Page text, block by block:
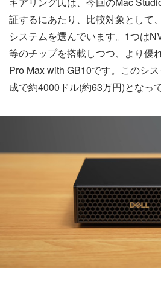
証するにあたり、比較対象として
システムを選んでいます。1つは
等のチップを搭載しつつ、より優
Pro Max with GB10です。このシ
成で約4000ドル(約63万円)となっ